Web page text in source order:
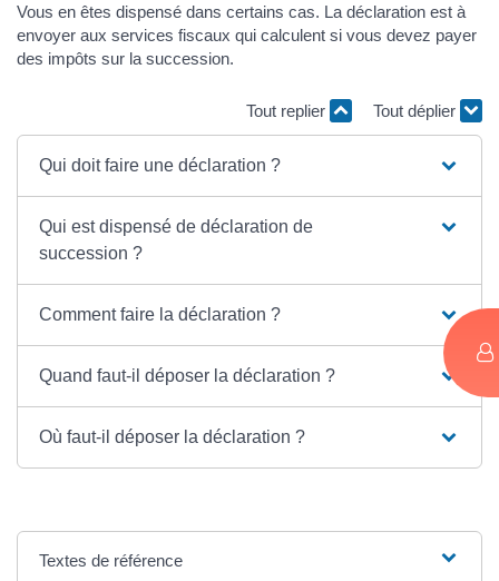
Vous en êtes dispensé dans certains cas. La déclaration est à
envoyer aux services fiscaux qui calculent si vous devez payer
des impôts sur la succession.
Tout replier Tout déplier
Qui doit faire une déclaration ?
Qui est dispensé de déclaration de
succession ?
Comment faire la déclaration ?
Quand faut-il déposer la déclaration ?
Où faut-il déposer la déclaration ?
Textes de référence